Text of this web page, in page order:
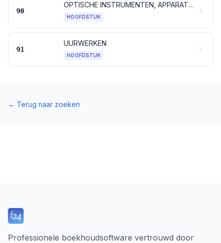
90
OPTISCHE INSTRUMENTEN, APPARATEN EN TOESTELLEN; INSTRUMENTEN, APPARATEN EN TOESTELLEN, VOOR DE FOTOGRAFIE EN DE CINEMATOGRAFIE; MEET-, VERIFICATIE-, CONTROLE- EN PRECISIE-INSTRUMENTEN, -APPARATEN EN -TOESTELLEN; MEDISCHE EN CHIRURGISCHE INSTRUMENTEN, APPARATEN EN TOESTELLEN; DELEN EN TOEBEHOREN VAN DEZE INSTRUMENTEN, APPARATEN EN TOESTELLEN
HOOFDSTUK
91
UURWERKEN
HOOFDSTUK
← Terug naar zoeken
Professionele boekhoudsoftware vertrouwd door